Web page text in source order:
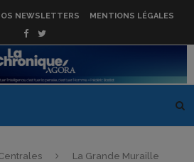
NEWSLETTERS MENTIONS LÉGALES
La Grande Muraille